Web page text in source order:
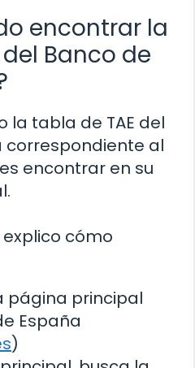
encontrar la
Banco de
la tabla de TAE del
correspondiente al
encontrar en su
cómo
página principal
España
)